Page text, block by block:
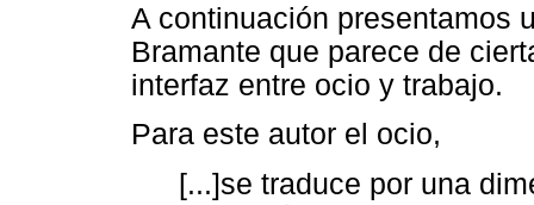
A continuación presentamos
Bramante que parece de
interfaz entre ocio y trabajo.
Para este autor el ocio,
[...]se traduce por una